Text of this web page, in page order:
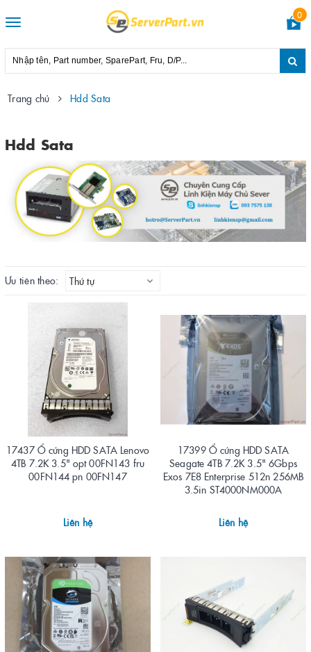
Toggle
0
Trang chủ Hdd Sata
Hdd Sata
Ưu tiên theo: Thứ tự
17437 Ổ cứng HDD SATA Lenovo
4TB 7.2K 3.5" opt 00FN143 fru
00FN144 pn 00FN147
Liên hệ
17399 Ổ cứng HDD SATA
Seagate 4TB 7.2K 3.5" 6Gbps
Exos 7E8 Enterprise 512n 256MB
3.5in ST4000NM000A
Liên hệ